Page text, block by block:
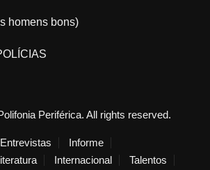
homens bons)
Periférica. All rights reserved.
Entrevistas
Informe
Internacional Talentos